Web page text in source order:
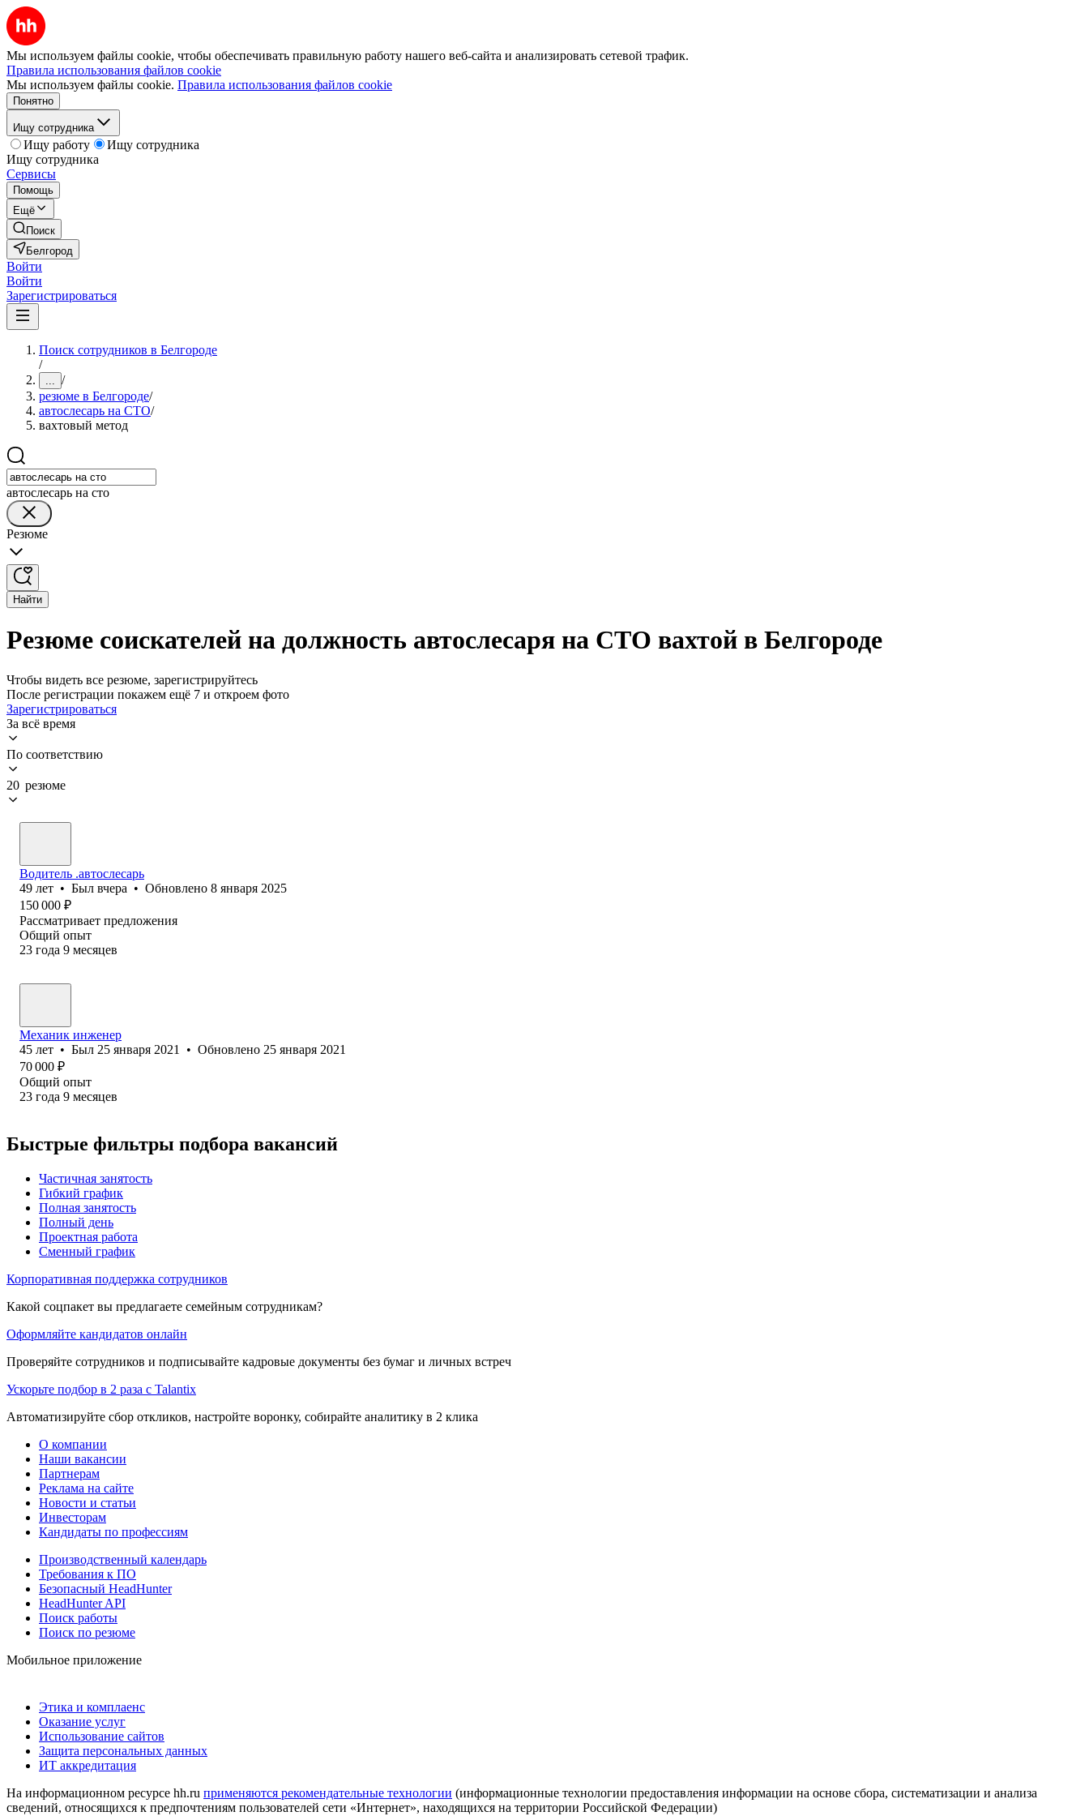
Мы используем файлы cookie, чтобы обеспечивать правильную работу нашего веб-сайта и анализировать сетевой трафик.
Правила использования файлов cookie
Мы используем файлы cookie. Правила использования файлов cookie
Понятно
Ищу сотрудника
Ищу работу
Ищу сотрудника
Ищу сотрудника
Сервисы
Помощь
Ещё
Поиск
Белгород
Войти
Войти
Зарегистрироваться
Поиск сотрудников в Белгороде
/
... /
резюме в Белгороде/
автослесарь на СТО/
вахтовый метод
автослесарь на сто
Резюме
Найти
Резюме соискателей на должность автослесаря на СТО вахтой в Белгороде
Чтобы видеть все резюме, зарегистрируйтесь
После регистрации покажем ещё 7 и откроем фото
Зарегистрироваться
За всё время
По соответствию
20 резюме
Водитель .автослесарь
49 лет • Был вчера • Обновлено 8 января 2025
150 000 ₽
Рассматривает предложения
Общий опыт
23 года 9 месяцев
Механик инженер
45 лет • Был 25 января 2021 • Обновлено 25 января 2021
70 000 ₽
Общий опыт
23 года 9 месяцев
Быстрые фильтры подбора вакансий
Частичная занятость
Гибкий график
Полная занятость
Полный день
Проектная работа
Сменный график
Корпоративная поддержка сотрудников
Какой соцпакет вы предлагаете семейным сотрудникам?
Оформляйте кандидатов онлайн
Проверяйте сотрудников и подписывайте кадровые документы без бумаг и личных встреч
Ускорьте подбор в 2 раза с Talantix
Автоматизируйте сбор откликов, настройте воронку, собирайте аналитику в 2 клика
О компании
Наши вакансии
Партнерам
Реклама на сайте
Новости и статьи
Инвесторам
Кандидаты по профессиям
Производственный календарь
Требования к ПО
Безопасный HeadHunter
HeadHunter API
Поиск работы
Поиск по резюме
Мобильное приложение
Этика и комплаенс
Оказание услуг
Использование сайтов
Защита персональных данных
ИТ аккредитация
На информационном ресурсе hh.ru применяются рекомендательные технологии (информационные технологии предоставления информации на основе сбора, систематизации и анализа
сведений, относящихся к предпочтениям пользователей сети «Интернет», находящихся на территории Российской Федерации)